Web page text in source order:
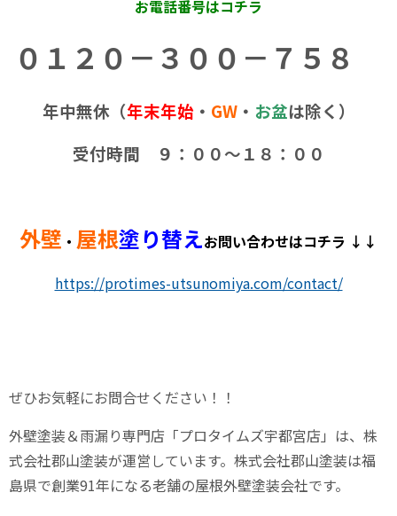
お電話番号はコチラ
０１２０－３００－７５８
年中無休（年末年始 ・ GW・ お盆は除く）
受付時間 ９：００～１８：００
外壁 ・ 屋根塗り替えお問い合わせはコチラ ↓↓
https://protimes-utsunomiya.com/contact/
ぜひお気軽にお問合せください！！
外壁塗装＆雨漏り専門店「プロタイムズ宇都宮店」は、株
式会社郡山塗装が運営しています。株式会社郡山塗装は福
島県で創業91年になる老舗の屋根外壁塗装会社です。